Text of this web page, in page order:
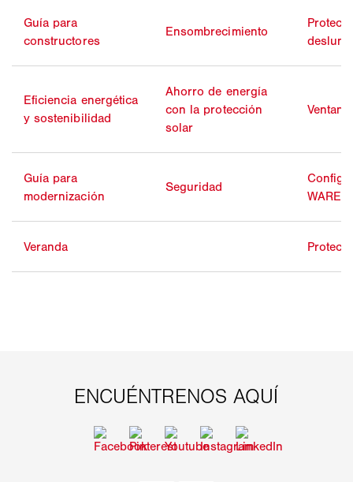
Guía para
constructores
Ensombrecimiento
Eficiencia energética
y sostenibilidad
Ahorro de energía
con la protección
solar
Guía para
modernización
Seguridad
Veranda